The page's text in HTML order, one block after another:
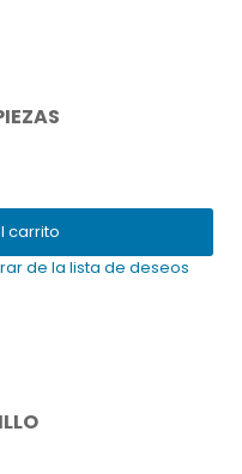
carrito
de la lista de deseos